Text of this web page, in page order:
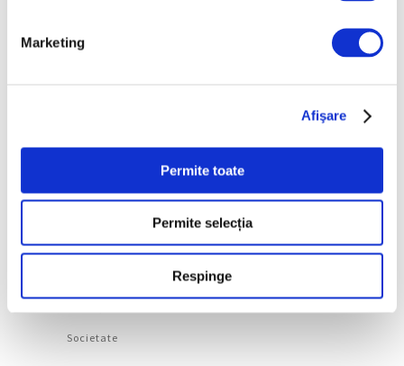
Marketing
Afişare
Permite toate
Permite selecția
Respinge
surorile Edma și Berthe
7 August 2026
Categorii
Societate